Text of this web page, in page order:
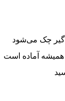
همیشه آماده است